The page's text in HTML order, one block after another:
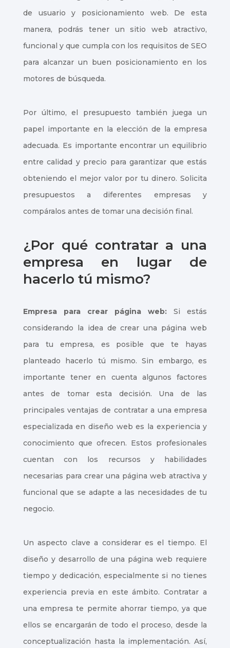
de usuario y posicionamiento web. De esta
manera, podrás tener un sitio web atractivo,
funcional y que cumpla con los requisitos de SEO
para alcanzar un buen posicionamiento en los
motores de búsqueda.
Por último, el presupuesto también juega un
papel importante en la elección de la empresa
adecuada. Es importante encontrar un equilibrio
entre calidad y precio para garantizar que estás
obteniendo el mejor valor por tu dinero. Solicita
presupuestos a diferentes empresas y
compáralos antes de tomar una decisión final.
¿Por qué contratar a una
empresa en lugar de
hacerlo tú mismo?
Empresa para crear página web: Si estás
considerando la idea de crear una página web
para tu empresa, es posible que te hayas
planteado hacerlo tú mismo. Sin embargo, es
importante tener en cuenta algunos factores
antes de tomar esta decisión. Una de las
principales ventajas de contratar a una empresa
especializada en diseño web es la experiencia y
conocimiento que ofrecen. Estos profesionales
cuentan con los recursos y habilidades
necesarias para crear una página web atractiva y
funcional que se adapte a las necesidades de tu
negocio.
Un aspecto clave a considerar es el tiempo. El
diseño y desarrollo de una página web requiere
tiempo y dedicación, especialmente si no tienes
experiencia previa en este ámbito. Contratar a
una empresa te permite ahorrar tiempo, ya que
ellos se encargarán de todo el proceso, desde la
conceptualización hasta la implementación. Así,